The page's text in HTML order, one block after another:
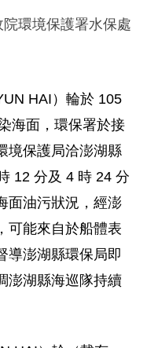
院環境保護署水保處
HAI）輪於 105
海面，環保署於接
境保護局洽澎湖縣
12 分及 4 時 24 分
面油污狀況，經澎
可能來自於船體表
導澎湖縣環保局即
澎湖縣海巡隊持續